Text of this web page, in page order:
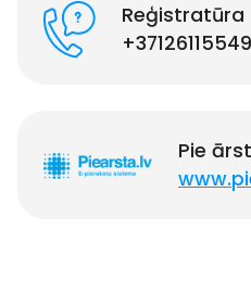
Reģistratūra
+37126115549
Pie